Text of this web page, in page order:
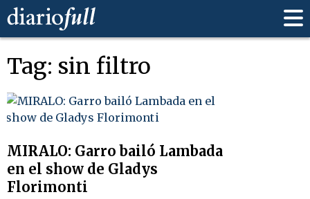
Tag: sin filtro
MIRALO: Garro bailó Lambada
en el show de Gladys
Florimonti